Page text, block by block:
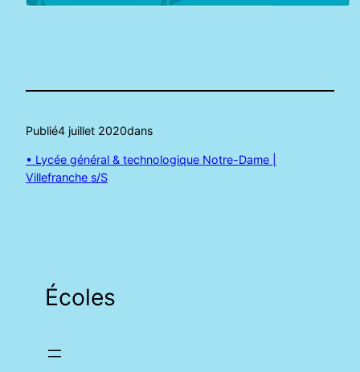
Publié4 juillet 2020dans
• Lycée général & technologique Notre-Dame |
Villefranche s/S
Écoles